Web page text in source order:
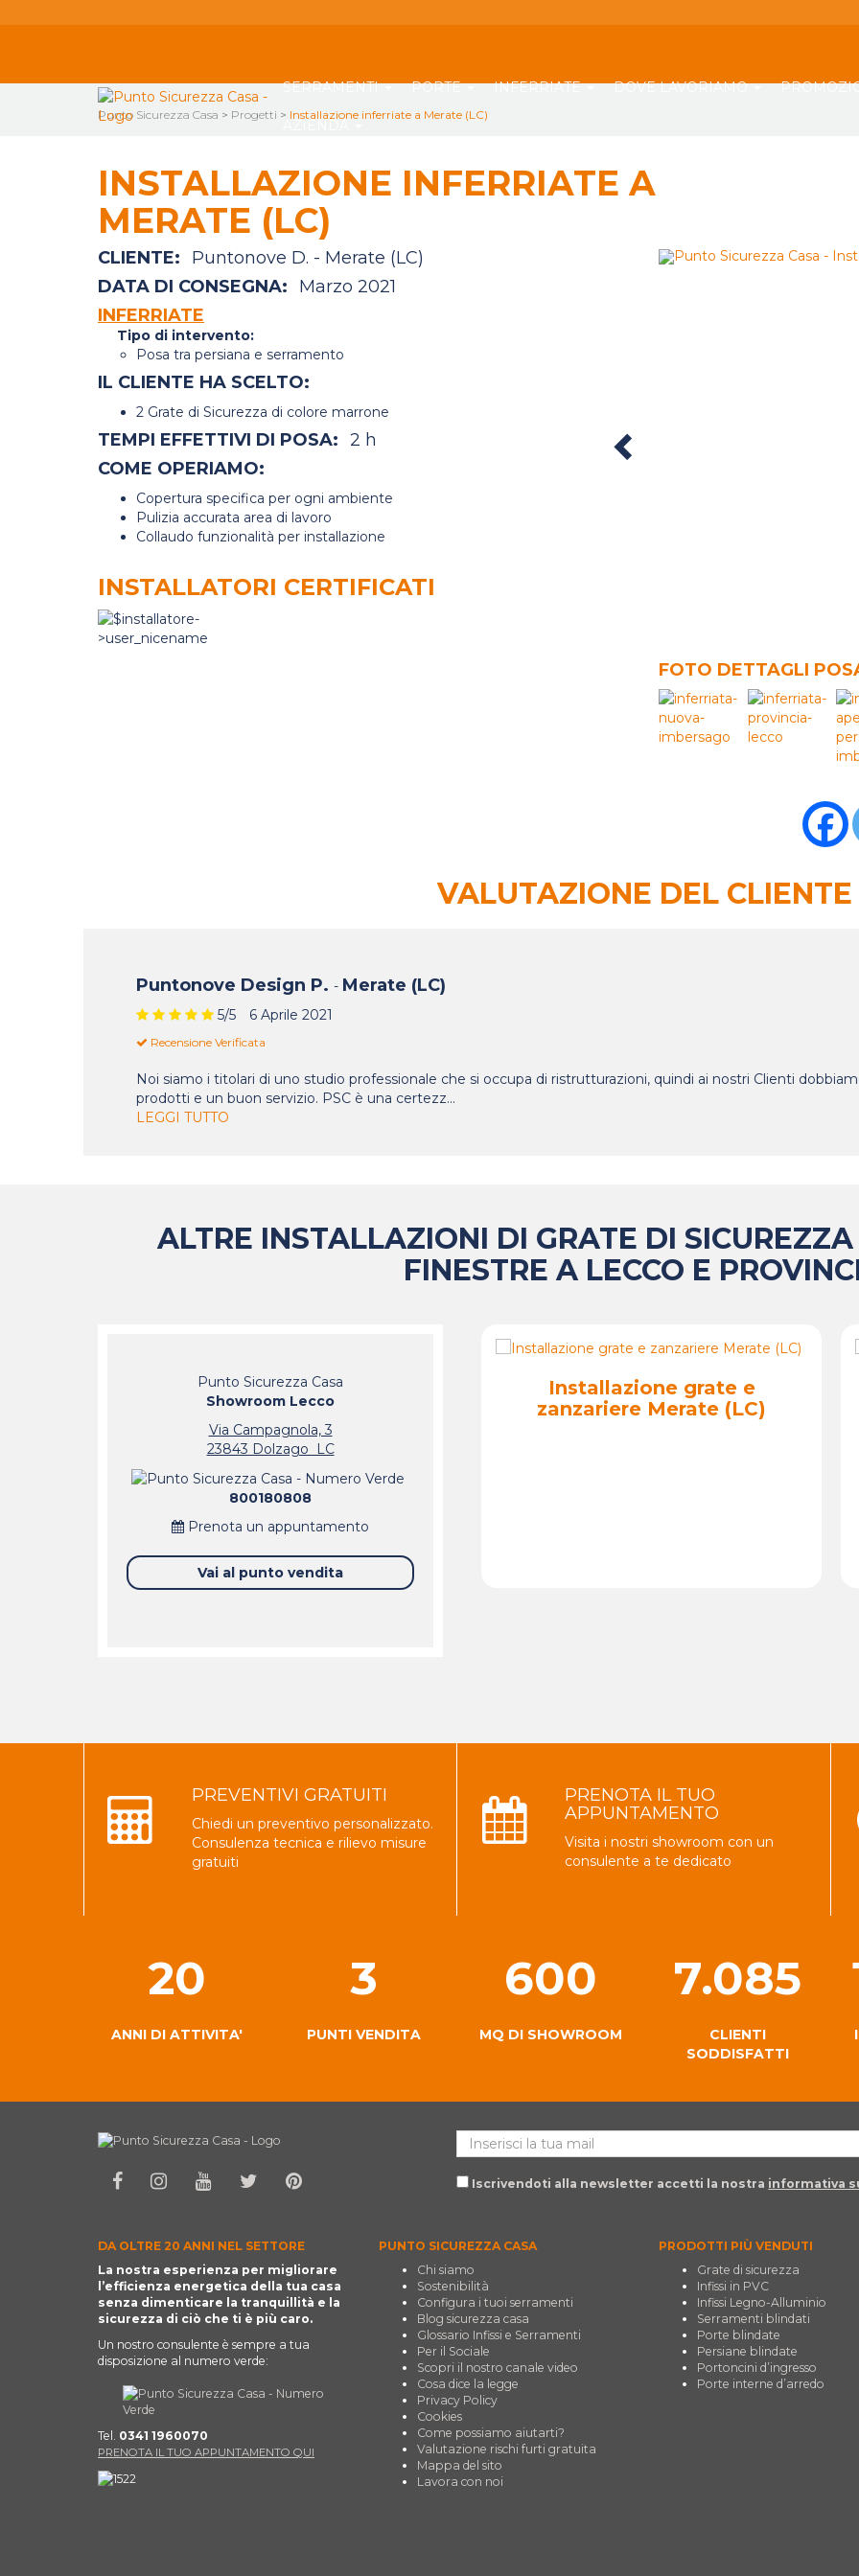
SERRAMENTI PORTE INFERRIATE DOVE LAVORIAMO
Punto Sicurezza Casa > Progetti > Installazione inferriate a Merate (LC)
INSTALLAZIONE INFERRIATE A
MERATE (LC)
Previous
FOTO DETTAGLI
CLIENTE:
Puntonove D. - Merate (LC)
DATA DI CONSEGNA:
Marzo 2021
INFERRIATE
Tipo di intervento:
Posa tra persiana e serramento
IL CLIENTE HA SCELTO:
2 Grate di Sicurezza di colore marrone
TEMPI EFFETTIVI DI POSA: 2 h
COME OPERIAMO:
Copertura specifica per ogni ambiente
Pulizia accurata area di lavoro
Collaudo funzionalità per installazione
INSTALLATORI CERTIFICATI
VALUTAZIONE DEL CLIENTE
Puntonove Design P. - Merate (LC)
5/5 6 Aprile 2021
Recensione Verificata
Noi siamo i titolari di uno studio professionale che si occupa di ristrutturazioni, quindi ai nostri Clienti
prodotti e un buon servizio. PSC è una certezz...
LEGGI TUTTO
ALTRE INSTALLAZIONI DI GRATE DI
FINESTRE A LECCO E
Punto Sicurezza Casa
Showroom Lecco
Via Campagnola, 3
23843 Dolzago LC
800180808
Prenota un appuntamento
Vai al punto vendita
Installazione grate e
zanzariere Merate (LC)
Installazione infissi a
Missaglia (LC)
PREVENTIVI GRATUITI
Chiedi un preventivo personalizzato.
Consulenza tecnica e rilievo misure
gratuiti
PRENOTA IL TUO
APPUNTAMENTO
Visita i nostri showroom con un
consulente a te dedicato
20
ANNI DI ATTIVITA'
3
PUNTI VENDITA
600
MQ DI SHOWROOM
7.085
CLIENTI
SODDISFATTI
Iscrivendoti alla newsletter accetti la nostra informativa
DA OLTRE 20 ANNI NEL SETTORE
La nostra esperienza per migliorare
l’efficienza energetica della tua casa
senza dimenticare la tranquillità e la
sicurezza di ciò che ti è più caro.
Un nostro consulente è sempre a tua
disposizione al numero verde:
Tel. 0341 1960070
PRENOTA IL TUO APPUNTAMENTO QUI
PUNTO SICUREZZA CASA
Chi siamo
Sostenibilità
Configura i tuoi serramenti
Blog sicurezza casa
Glossario Infissi e Serramenti
Per il Sociale
Scopri il nostro canale video
Cosa dice la legge
Privacy Policy
Cookies
Come possiamo aiutarti?
Valutazione rischi furti gratuita
Mappa del sito
Lavora con noi
PRODOTTI PIÙ VENDUTI
Grate di sicurezza
Infissi in PVC
Infissi Legno-Alluminio
Serramenti blindati
Porte blindate
Persiane blindate
Portoncini d’ingresso
Porte interne d’arredo